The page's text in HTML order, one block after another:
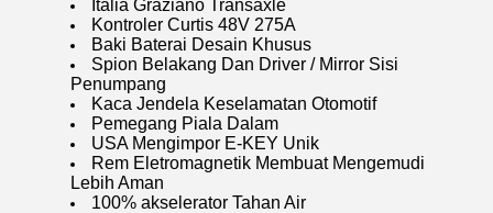
Italia Graziano Transaxle
Kontroler Curtis 48V 275A
Baki Baterai Desain Khusus
Spion Belakang Dan Driver / Mirror Sisi
Penumpang
Kaca Jendela Keselamatan Otomotif
Pemegang Piala Dalam
USA Mengimpor E-KEY Unik
Rem Eletromagnetik Membuat Mengemudi
Lebih Aman
100% akselerator Tahan Air